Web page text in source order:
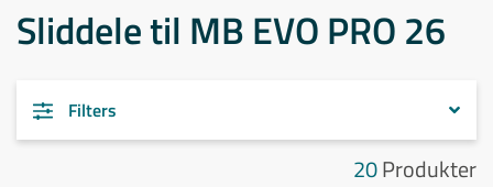
Sliddele til MB EVO PRO 26
Filters
20Produkter